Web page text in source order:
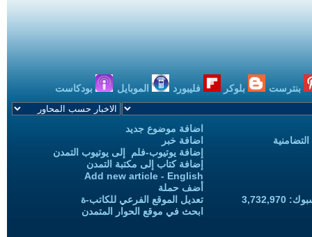
بنترست بلوكر فليبورد الموبايل بودكاست
اضافة موضوع جديد
اضافة خبر
إضافة يوتيوب-فلم إلى يوتيوب التمدن
إضافة كتاب إلى مكتبة التمدن
Add new article - English
أضف حملة
تعديل الموقع الفرعي للكاتب-ة
ابحث في موقع الحوار المتمدن